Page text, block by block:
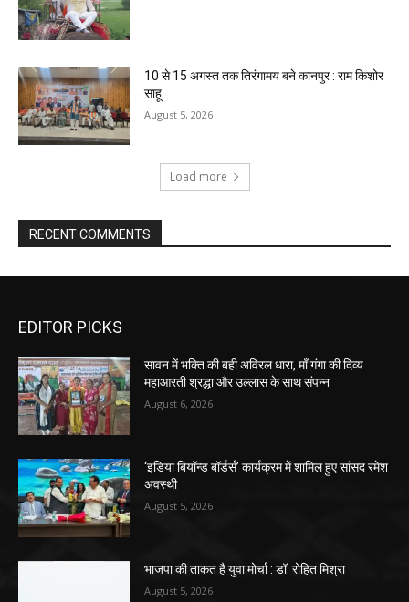
10 से 15 अगस्त तक तिरंगामय बने कानपुर : राम किशोर
साहू
August 5, 2026
Load more
RECENT COMMENTS
EDITOR PICKS
सावन में भक्ति की बही अविरल धारा, माँ गंगा की दिव्य
महाआरती श्रद्धा और उल्लास के साथ संपन्न
August 6, 2026
‘इंडिया बियॉन्ड बॉर्डर्स’ कार्यक्रम में शामिल हुए सांसद रमेश
अवस्थी
August 5, 2026
भाजपा की ताकत है युवा मोर्चा : डॉ. रोहित मिश्रा
August 5, 2026